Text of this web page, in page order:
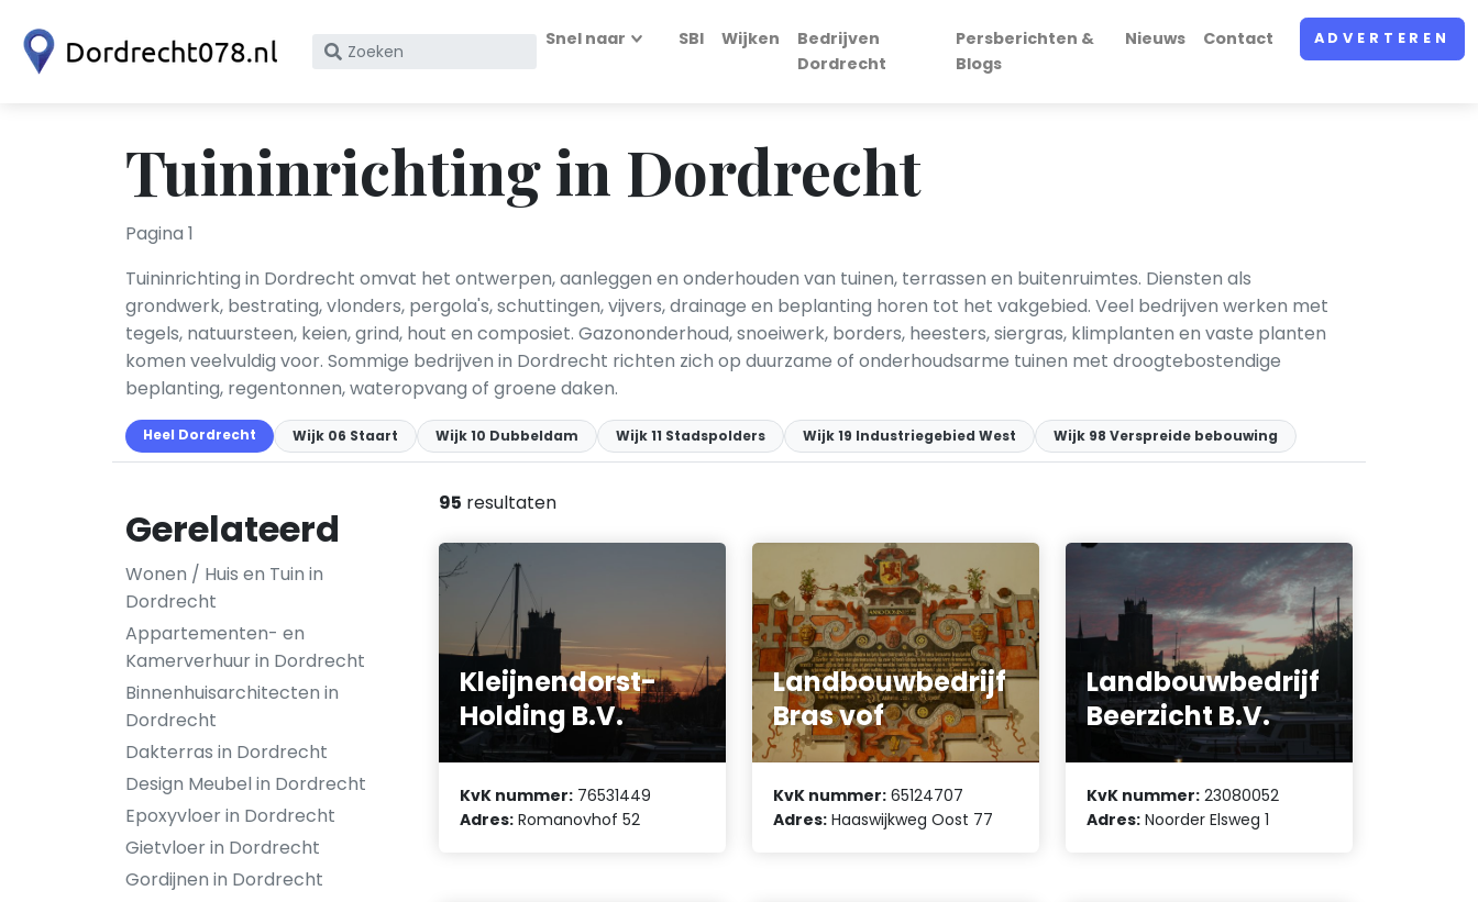
Zoek
KvK
nummer
Snel naar SBI Wijken
Bedrijven
Dordrecht
Persberichten &
Blogs
Nieuws Contact ADVERTEREN
Tuininrichting in Dordrecht
Pagina 1
Tuininrichting in Dordrecht omvat het ontwerpen, aanleggen en onderhouden van tuinen, terrassen en buitenruimtes. Diensten als
grondwerk, bestrating, vlonders, pergola's, schuttingen, vijvers, drainage en beplanting horen tot het vakgebied. Veel bedrijven werken met
tegels, natuursteen, keien, grind, hout en composiet. Gazononderhoud, snoeiwerk, borders, heesters, siergras, klimplanten en vaste planten
komen veelvuldig voor. Sommige bedrijven in Dordrecht richten zich op duurzame of onderhoudsarme tuinen met droogtebostendige
beplanting, regentonnen, wateropvang of groene daken.
Heel Dordrecht Wijk 06 Staart Wijk 10 Dubbeldam Wijk 11 Stadspolders Wijk 19 Industriegebied West Wijk 98 Verspreide bebouwing
Gerelateerd
Wonen / Huis en Tuin in
Dordrecht
Appartementen- en
Kamerverhuur in Dordrecht
Binnenhuisarchitecten in
Dordrecht
Dakterras in Dordrecht
Design Meubel in Dordrecht
Epoxyvloer in Dordrecht
Gietvloer in Dordrecht
Gordijnen in Dordrecht
95 resultaten
Kleijnendorst-
Holding B.V.
KvK nummer: 76531449
Adres: Romanovhof 52
Landbouwbedrijf
Bras vof
KvK nummer: 65124707
Adres: Haaswijkweg Oost 77
Landbouwbedrijf
Beerzicht B.V.
KvK nummer: 23080052
Adres: Noorder Elsweg 1